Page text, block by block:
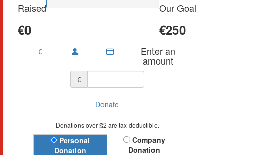
Raised
€0
Our Goal
€250
€ Enter an
amount
€
Donate
Donations over $2 are tax deductible.
Donation Type
Personal
Donation
Company
Donation